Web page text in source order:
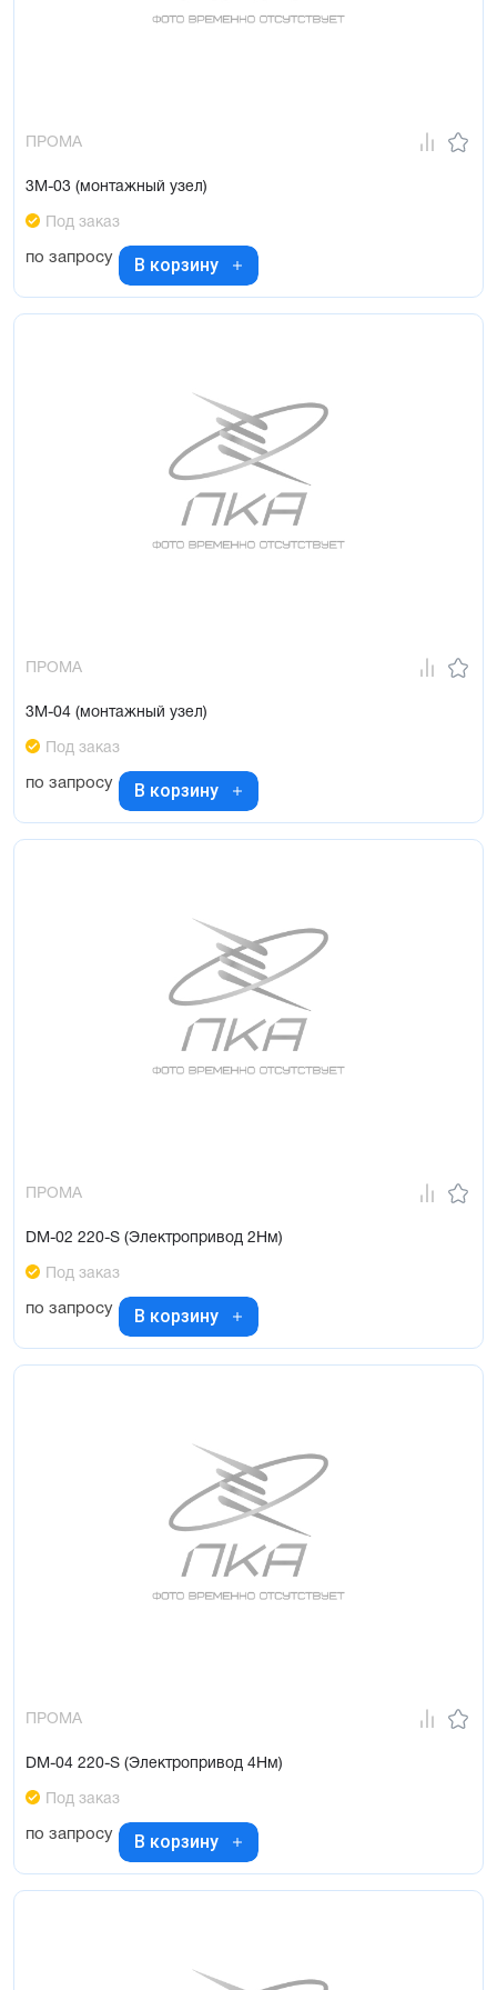
ПРОМА
3М-03 (монтажный узел)
Под заказ
по запросу В корзину
ПРОМА
3М-04 (монтажный узел)
Под заказ
по запросу В корзину
ПРОМА
DM-02 220-S (Электропривод 2Нм)
Под заказ
по запросу В корзину
ПРОМА
DM-04 220-S (Электропривод 4Нм)
Под заказ
по запросу В корзину